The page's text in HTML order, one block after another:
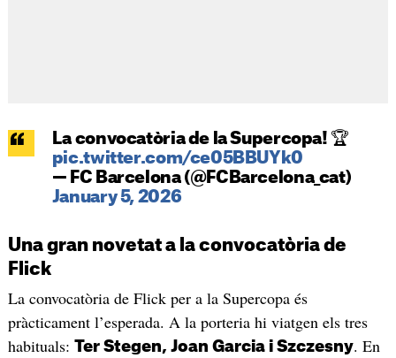
La convocatòria de la Supercopa! 🏆
pic.twitter.com/ce05BBUYk0
— FC Barcelona (@FCBarcelona_cat)
January 5, 2026
Una gran novetat a la convocatòria de
Flick
La convocatòria de Flick per a la Supercopa és
pràcticament l’esperada. A la porteria hi viatgen els tres
habituals: Ter Stegen, Joan Garcia i Szczesny. En